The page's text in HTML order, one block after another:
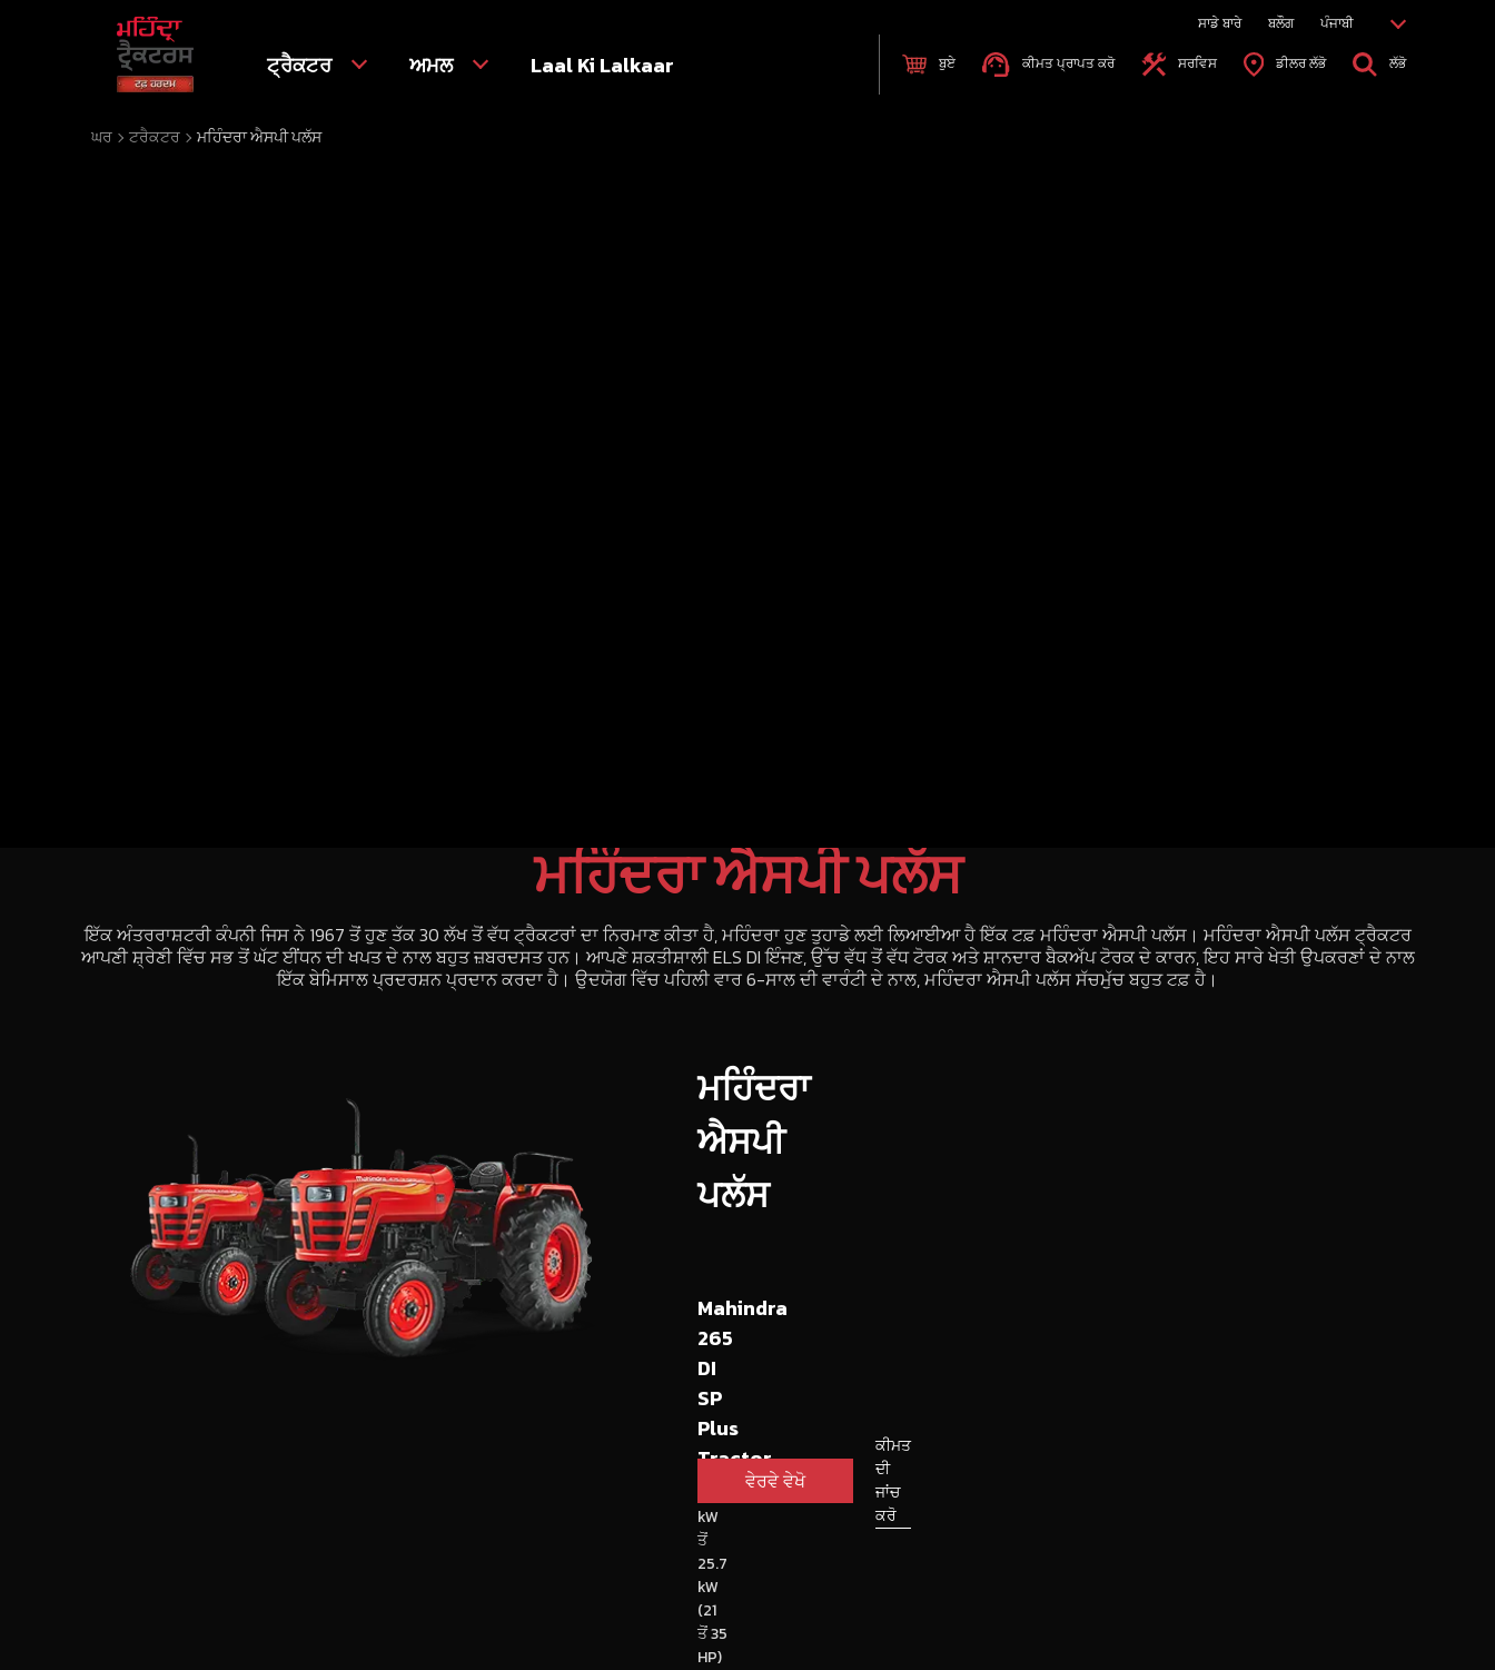
ਸਾਡੇ ਬਾਰੇ ਬਲੌਗ ਪੰਜਾਬੀ
ਟ੍ਰੈਕਟਰ ਅਮਲ Laal Ki Lalkaar ਬੁਏ ਕੀਮਤ ਪ੍ਰਾਪਤ ਕਰੋ ਸਰਵਿਸ ਡੀਲਰ ਲੱਭੋ ਲੱਭੋ
ਘਰ ਟਰੈਕਟਰ ਮਹਿੰਦਰਾ ਐਸਪੀ ਪਲੱਸ
ਮਹਿੰਦਰਾ ਐਸਪੀ ਪਲੱਸ
ਇੱਕ ਅੰਤਰਰਾਸ਼ਟਰੀ ਕੰਪਨੀ ਜਿਸ ਨੇ 1967 ਤੋਂ ਹੁਣ ਤੱਕ 30 ਲੱਖ ਤੋਂ ਵੱਧ ਟ੍ਰੈਕਟਰਾਂ ਦਾ ਨਿਰਮਾਣ ਕੀਤਾ ਹੈ, ਮਹਿੰਦਰਾ ਹੁਣ ਤੁਹਾਡੇ ਲਈ ਲਿਆਈਆ ਹੈ ਇੱਕ ਟਫ਼ ਮਹਿੰਦਰਾ ਐਸਪੀ ਪਲੱਸ। ਮਹਿੰਦਰਾ ਐਸਪੀ ਪਲੱਸ ਟ੍ਰੈਕਟਰ
ਆਪਣੀ ਸ਼੍ਰੇਣੀ ਵਿੱਚ ਸਭ ਤੋਂ ਘੱਟ ਈਂਧਨ ਦੀ ਖਪਤ ਦੇ ਨਾਲ ਬਹੁਤ ਜ਼ਬਰਦਸਤ ਹਨ। ਆਪਣੇ ਸ਼ਕਤੀਸ਼ਾਲੀ ELS DI ਇੰਜਣ, ਉੱਚ ਵੱਧ ਤੋਂ ਵੱਧ ਟੋਰਕ ਅਤੇ ਸ਼ਾਨਦਾਰ ਬੈਕਅੱਪ ਟੋਰਕ ਦੇ ਕਾਰਨ, ਇਹ ਸਾਰੇ ਖੇਤੀ ਉਪਕਰਣਾਂ ਦੇ ਨਾਲ
ਇੱਕ ਬੇਮਿਸਾਲ ਪ੍ਰਦਰਸ਼ਨ ਪ੍ਰਦਾਨ ਕਰਦਾ ਹੈ। ਉਦਯੋਗ ਵਿੱਚ ਪਹਿਲੀ ਵਾਰ 6-ਸਾਲ ਦੀ ਵਾਰੰਟੀ ਦੇ ਨਾਲ, ਮਹਿੰਦਰਾ ਐਸਪੀ ਪਲੱਸ ਸੱਚਮੁੱਚ ਬਹੁਤ ਟਫ਼ ਹੈ।
ਮਹਿੰਦਰਾ
ਐਸਪੀ
ਪਲੱਸ
Mahindra
265
DI
SP
Plus
Tractor
kW
ਤੋਂ
25.7
kW
(21
ਤੋਂ 35
HP)
ਵੇਰਵੇ ਵੇਖੋ
ਕੀਮਤ
ਦੀ
ਜਾਂਚ
ਕਰੋ